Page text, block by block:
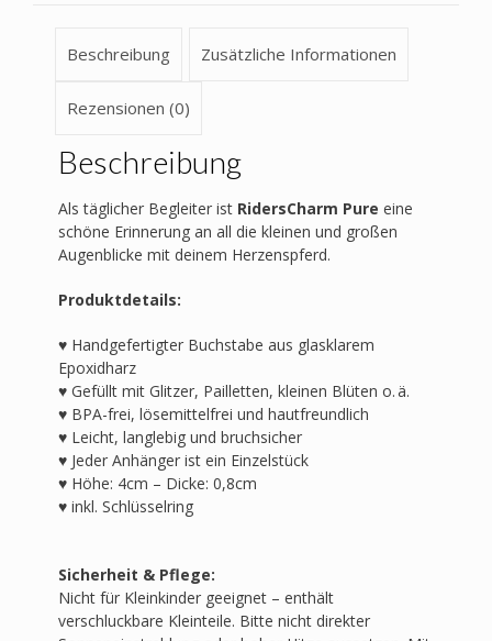
Beschreibung Zusätzliche Informationen
Rezensionen (0)
Beschreibung
Als täglicher Begleiter ist RidersCharm Pure eine
schöne Erinnerung an all die kleinen und großen
Augenblicke mit deinem Herzenspferd.
Produktdetails:
♥ Handgefertigter Buchstabe aus glasklarem
Epoxidharz
♥Gefüllt mit Glitzer, Pailletten, kleinen Blüten o. ä.
♥ BPA-frei, lösemittelfrei und hautfreundlich
♥ Leicht, langlebig und bruchsicher
♥ Jeder Anhänger ist ein Einzelstück
♥ Höhe: 4cm – Dicke: 0,8cm
♥inkl. Schlüsselring
Sicherheit & Pflege:
Nicht für Kleinkinder geeignet – enthält
verschluckbare Kleinteile. Bitte nicht direkter